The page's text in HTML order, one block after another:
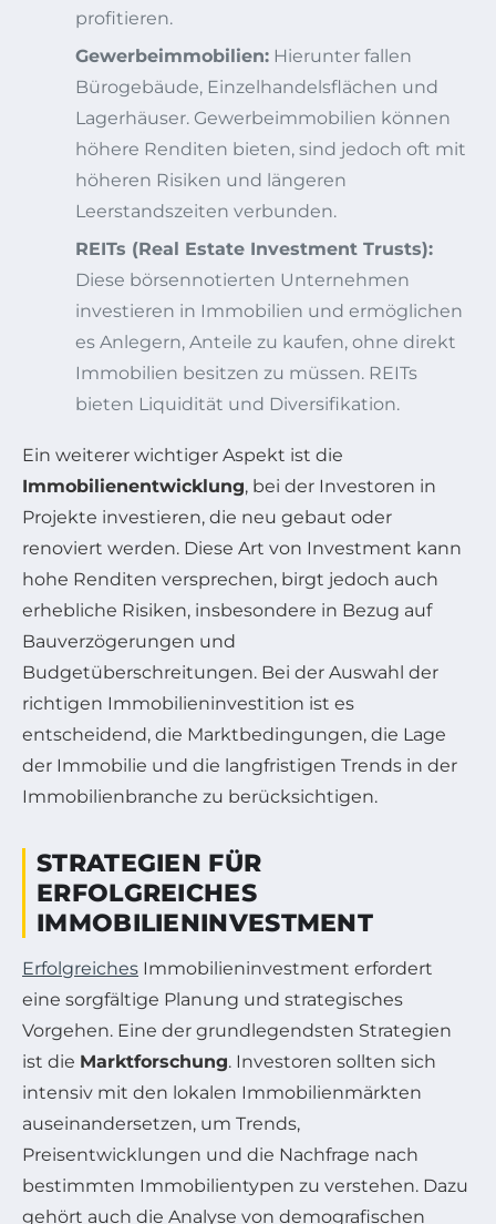
profitieren.
Gewerbeimmobilien: Hierunter fallen
Bürogebäude, Einzelhandelsflächen und
Lagerhäuser. Gewerbeimmobilien können
höhere Renditen bieten, sind jedoch oft mit
höheren Risiken und längeren
Leerstandszeiten verbunden.
REITs (Real Estate Investment Trusts):
Diese börsennotierten Unternehmen
investieren in Immobilien und ermöglichen
es Anlegern, Anteile zu kaufen, ohne direkt
Immobilien besitzen zu müssen. REITs
bieten Liquidität und Diversifikation.
Ein weiterer wichtiger Aspekt ist die
Immobilienentwicklung, bei der Investoren in
Projekte investieren, die neu gebaut oder
renoviert werden. Diese Art von Investment kann
hohe Renditen versprechen, birgt jedoch auch
erhebliche Risiken, insbesondere in Bezug auf
Bauverzögerungen und
Budgetüberschreitungen. Bei der Auswahl der
richtigen Immobilieninvestition ist es
entscheidend, die Marktbedingungen, die Lage
der Immobilie und die langfristigen Trends in der
Immobilienbranche zu berücksichtigen.
STRATEGIEN FÜR
ERFOLGREICHES
IMMOBILIENINVESTMENT
Erfolgreiches Immobilieninvestment erfordert
eine sorgfältige Planung und strategisches
Vorgehen. Eine der grundlegendsten Strategien
ist die Marktforschung. Investoren sollten sich
intensiv mit den lokalen Immobilienmärkten
auseinandersetzen, um Trends,
Preisentwicklungen und die Nachfrage nach
bestimmten Immobilientypen zu verstehen. Dazu
gehört auch die Analyse von demografischen